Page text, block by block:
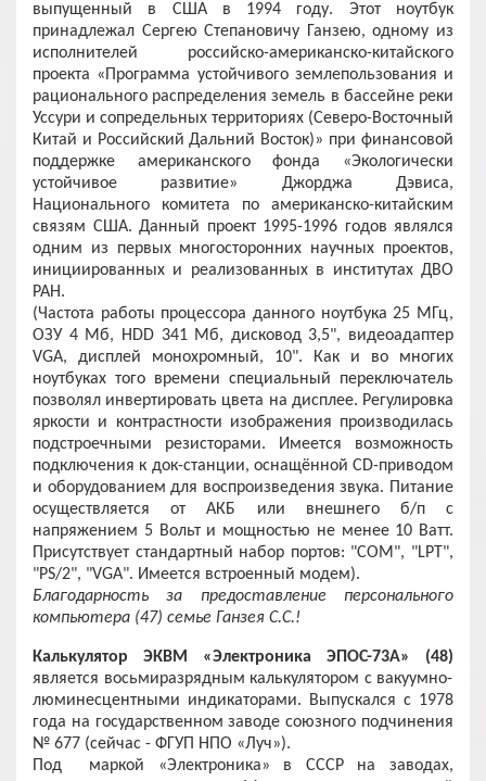
выпущенный в США в 1994 году. Этот ноутбук
принадлежал Сергею Степановичу Ганзею, одному из
исполнителей российско-американско-китайского
проекта «Программа устойчивого землепользования и
рационального распределения земель в бассейне реки
Уссури и сопредельных территориях (Северо-Восточный
Китай и Российский Дальний Восток)» при финансовой
поддержке американского фонда «Экологически
устойчивое развитие» Джорджа Дэвиса,
Национального комитета по американско-китайским
связям США. Данный проект 1995-1996 годов являлся
одним из первых многосторонних научных проектов,
инициированных и реализованных в институтах ДВО
РАН.
(Частота работы процессора данного ноутбука 25 МГц,
ОЗУ 4 Мб, HDD 341 Мб, дисковод 3,5", видеоадаптер
VGA, дисплей монохромный, 10". Как и во многих
ноутбуках того времени специальный переключатель
позволял инвертировать цвета на дисплее. Регулировка
яркости и контрастности изображения производилась
подстроечными резисторами. Имеется возможность
подключения к док-станции, оснащённой CD-приводом
и оборудованием для воспроизведения звука. Питание
осуществляется от АКБ или внешнего б/п с
напряжением 5 Вольт и мощностью не менее 10 Ватт.
Присутствует стандартный набор портов: "COM", "LPT",
"PS/2", "VGA". Имеется встроенный модем).
Благодарность за предоставление персонального
компьютера (47) семье Ганзея С.С.!
Калькулятор ЭКВМ «Электроника ЭПОС-73А» (48)
является восьмиразрядным калькулятором с вакуумно-
люминесцентными индикаторами. Выпускался с 1978
года на государственном заводе союзного подчинения
№ 677 (сейчас - ФГУП НПО «Луч»).
Под маркой «Электроника» в СССР на заводах,